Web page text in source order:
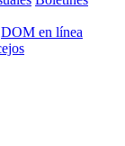
DOM en línea